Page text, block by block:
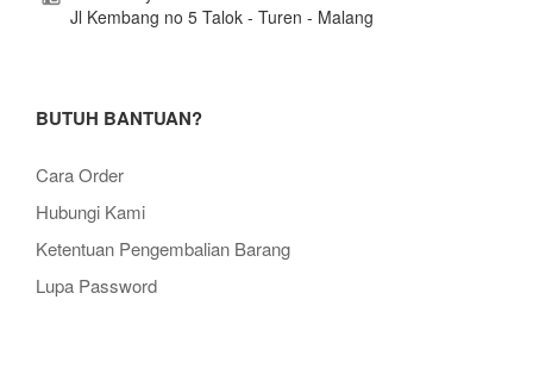
Jl Kembang no 5 Talok - Turen - Malang
BUTUH BANTUAN?
Cara Order
Hubungi Kami
Ketentuan Pengembalian Barang
Lupa Password